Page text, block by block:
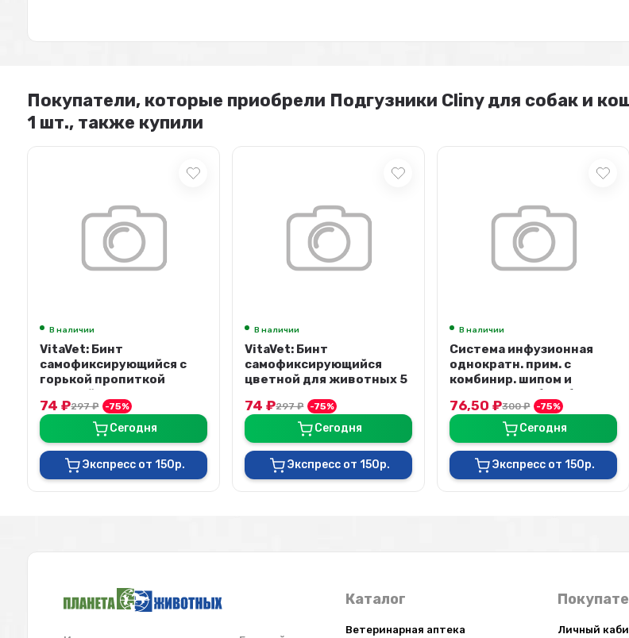
Покупатели, которые приобрели Подгузники Cliny для собак и
1 шт., также купили
В наличии
VitaVet: Бинт
самофиксирующийся
цветной для животных 5
см х 4,5 м
74₽297₽ -75%
Сегодня
Экспресс от 150р.
В наличии
Система инфузионная
однократн. прим. с
комбинир. шипом и
76,50₽300₽ -75%
Сегодня
Экспресс от 150р.
В наличии
ИГРУШКА "МЯЧ
БЛЕСТЯЩИЙ С
ПОГРЕМУШКОЙ" 4.5см
SL016 20 шт./уп, цена з...
78₽302₽ -74%
Сегодня
Экспресс от 150р.
Каталог
Ветеринарная аптека Личный